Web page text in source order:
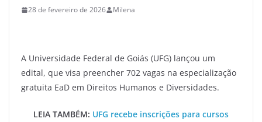
28 de fevereiro de 2026 Milena
A Universidade Federal de Goiás (UFG) lançou um
edital, que visa preencher 702 vagas na especialização
gratuita EaD em Direitos Humanos e Diversidades.
LEIA TAMBÉM: UFG recebe inscrições para cursos